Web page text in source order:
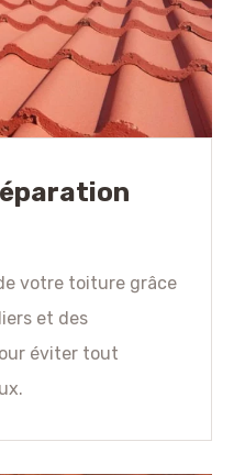
votre toiture grâce
et des
éviter tout